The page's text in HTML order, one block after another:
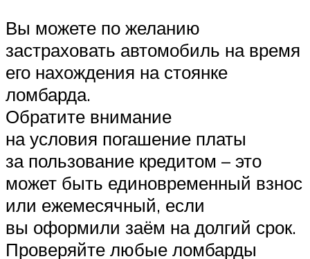
Вы можете по желанию
застраховать автомобиль на время
его нахождения на стоянке
ломбарда.
Обратите внимание
на условия погашение платы
за пользование кредитом – это
может быть единовременный взнос
или ежемесячный, если
вы оформили заём на долгий срок.
Проверяйте любые ломбарды